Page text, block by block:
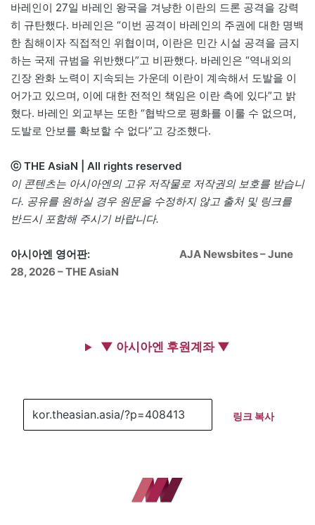
바레인이 27일 바레인 왕국을 겨냥한 이란의 드론 공격을 강력
히 규탄했다. 바레인은 “이번 공격이 바레인의 주권에 대한 명백
한 침해이자 직접적인 위협이며, 이란은 민간 시설 공격을 금지
하는 국제 규범을 위반했다”고 비판했다. 바레인은 “역내외의
긴장 완화 노력이 지속되는 가운데 이란이 계속해서 도발을 이
어가고 있으며, 이에 대한 전적인 책임은 이란 측에 있다”고 밝
혔다. 바레인 외교부는 또한 “협박으로 평화를 이룰 수 없으며,
도발로 안보를 확보할 수 없다”고 강조했다.
ⓒ THE AsiaN | All rights reserved
이 콘텐츠는 아시아엔의 고유 저작물로 저작권의 보호를 받습니
다. 공유를 원하실 경우 원문을 수정하지 않고 출처 및 링크를
반드시 포함해 주시기 바랍니다.
아시아엔 영어판:
AJA Newsbites – June
28, 2026 – THE AsiaN
▼ 아시아엔 후원계좌 ▼
링크 복사